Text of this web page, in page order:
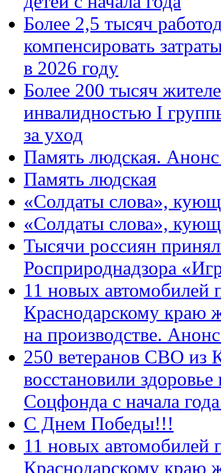
Более 2,5 тысяч
компенсировать
в 2026 году
Более 200 тысяч
инвалидностью I
за уход
Память людская.
Память людская
«Солдаты слова»,
«Солдаты слова»,
Тысячи россиян
Росприроднадзора
11 новых автомобилей
Краснодарскому краю
на производстве.
250 ветеранов СВО из
восстановили
Соцфонда с начала
С Днем Победы!!!
11 новых автомобилей
Краснодарскому краю